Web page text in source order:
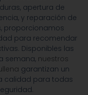
apertura de
y reparación de
proporcionamos
para recomendar
Disponibles las
semana, nuestros
garantizan un
calidad para todas